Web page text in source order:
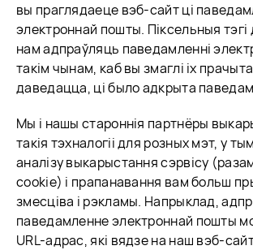
вы праглядаеце вэб-сайт ці
электроннай пошты. Піксельныя
нам адпраўляць паведамленні
такім чынам, каб вы змаглі іх
даведацца, ці было адкрыта
Мы і нашы староннія партнёры
такія тэхналогіі для розных мэт, у
аналізу выкарыстання сэрвісу
cookie) і прапанавання вам больш
змесціва і рэкламы. Напрыклад,
паведамленне электроннай пошты
URL-адрас, які вядзе на наш вэб-